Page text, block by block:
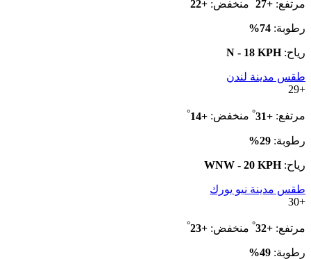
مرتفع: +
27 منخفض: +
22
رطوبة: 74%
رياح:N - 18 KPH
طقس مدينة لندن
+
29
مرتفع: +
31
° منخفض: +
14
°
رطوبة: 29%
رياح:WNW - 20 KPH
طقس مدينة نيو يورك
+
30
مرتفع: +
32
° منخفض: +
23
°
رطوبة: 49%